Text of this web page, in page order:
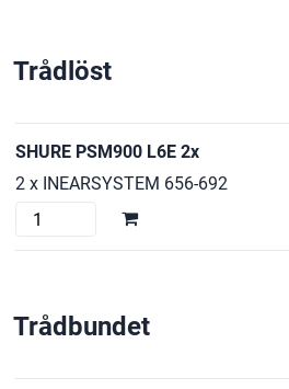
Trådlöst
SHURE PSM900 L6E 2x
2 x INEARSYSTEM 656-692
SHURE
mängd
Trådbundet